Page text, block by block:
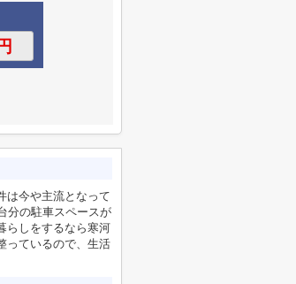
は今や主流となって
分の駐車スペースが
らしをするなら寒河
っているので、生活